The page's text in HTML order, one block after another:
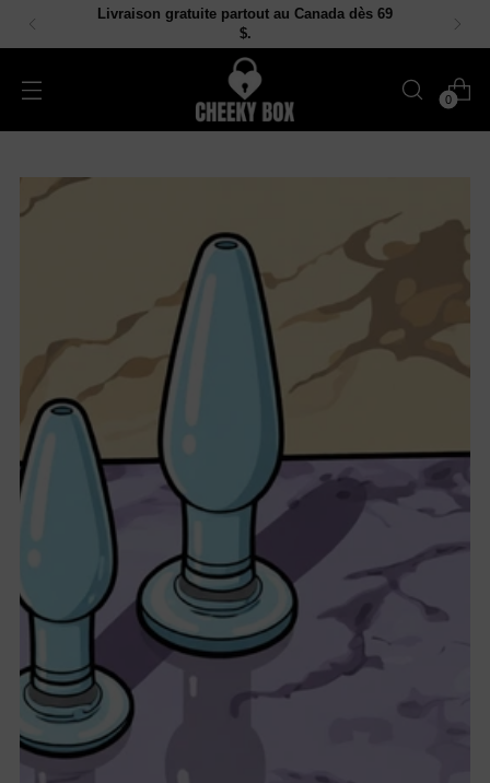
Livraison gratuite partout au Canada dès 69
$.
0